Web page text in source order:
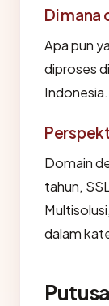
Di mana
Apa pun
diproses
Indonesia.
Domain
tahun,
dalam